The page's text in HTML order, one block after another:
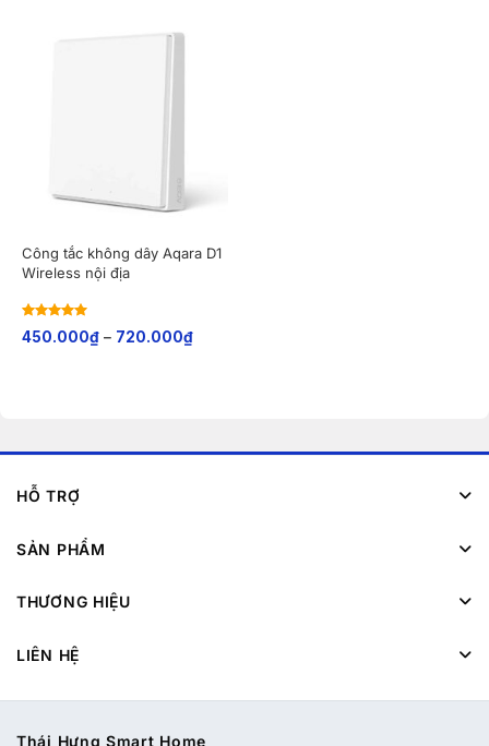
Công tắc không dây Aqara D1
Wireless nội địa
Rated 5out
of 5
450.000₫– 720.000₫
HỖ TRỢ
SẢN PHẨM
THƯƠNG HIỆU
LIÊN HỆ
Thái Hưng Smart Home